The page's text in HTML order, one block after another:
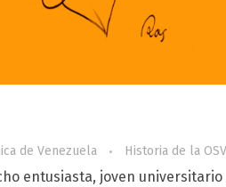
de Venezuela Historia de la OSV
entusiasta, joven